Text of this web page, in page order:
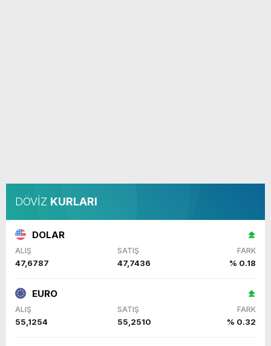
DÖVİZ KURLARI
DOLAR
ALIŞ SATIŞ FARK
47,6787 47,7436 % 0.18
EURO
ALIŞ SATIŞ FARK
55,1254 55,2510 % 0.32